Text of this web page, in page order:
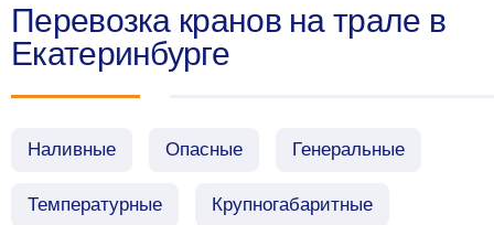
Перевозка кранов на трале в
Екатеринбурге
Наливные Опасные Генеральные
Температурные Крупногабаритные